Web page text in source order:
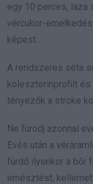
egy 10 perces, laza
vércukor-
képest.
A rendszeres séta
koleszterinprofilt és
tényezők a stroke
Ne fürödj azonnal
Evés után a
fürdő ilyenkor a bőr
emésztést,